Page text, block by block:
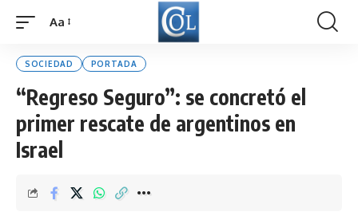
Font
Aa
SOCIEDAD PORTADA
“Regreso Seguro”: se concretó el
primer rescate de argentinos en
Israel